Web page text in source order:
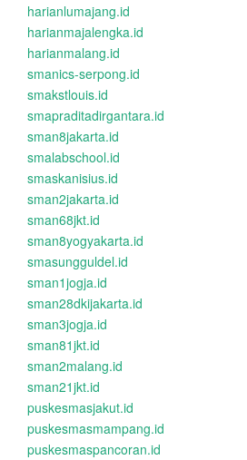
harianlumajang.id
harianmajalengka.id
harianmalang.id
smanics-serpong.id
smakstlouis.id
smapraditadirgantara.id
sman8jakarta.id
smalabschool.id
smaskanisius.id
sman2jakarta.id
sman68jkt.id
sman8yogyakarta.id
smasungguldel.id
sman1jogja.id
sman28dkijakarta.id
sman3jogja.id
sman81jkt.id
sman2malang.id
sman21jkt.id
puskesmasjakut.id
puskesmasmampang.id
puskesmaspancoran.id